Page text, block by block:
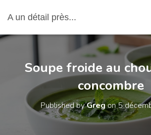
A un détail près...
Soupe froide au
concombre
Published byGregon5